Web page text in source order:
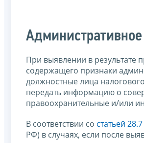
При выявлении в результате
содержащего признаки
должностные лица
передать информацию о
правоохранительные и/или
В соответствии со статьей 28.7
РФ) в случаях, если после